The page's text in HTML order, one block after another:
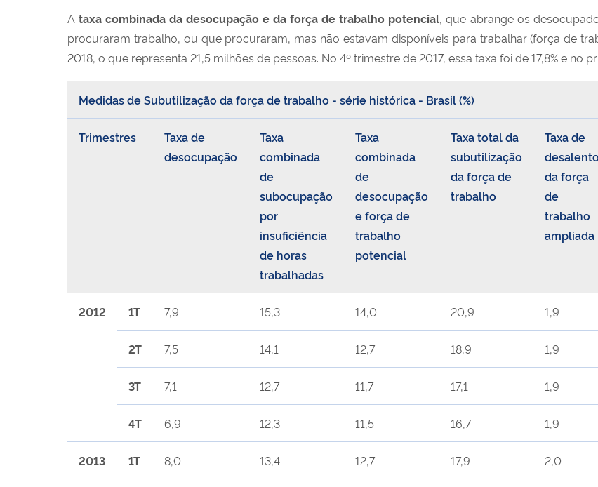
Ataxa combinada da desocupação e da força de trabalho potencial, que abrange os
procuraram trabalho, ou que procuraram, mas não estavam disponíveis para trabalhar (força de
2018, o que representa 21,5 milhões de pessoas. No 4º trimestre de 2017, essa taxa foi de 17,8% e no
Medidas de Subutilização da força de trabalho - série histórica - Brasil (%)
Trimestres
Taxa de
desocupação
Taxa
combinada
de
subocupação
por
insuficiência
de horas
trabalhadas
Taxa
combinada
de
desocupação
e força de
trabalho
potencial
Taxa total da
subutilização
da força de
trabalho
Taxa de
desalento
da força
de
trabalho
ampliada
2012 1T 7,9 15,3 14,0 20,9 1,9
2T 7,5 14,1 12,7 18,9 1,9
3T 7,1 12,7 11,7 17,1 1,9
4T 6,9 12,3 11,5 16,7 1,9
2013 1T 8,0 13,4 12,7 17,9 2,0